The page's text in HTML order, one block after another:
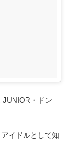
JUNIOR・ドン
イドルとして知